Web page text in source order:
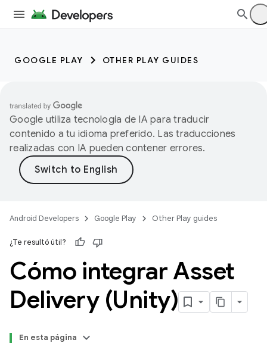
GOOGLE PLAY OTHER PLAY GUIDES
Google utiliza tecnología de IA para traducir
contenido a tu idioma preferido. Las traducciones
realizadas con IA pueden contener errores.
Android Developers Google Play Other Play guides
¿Te resultó útil?
Cómo integrar Asset
Delivery (Unity)
En esta página